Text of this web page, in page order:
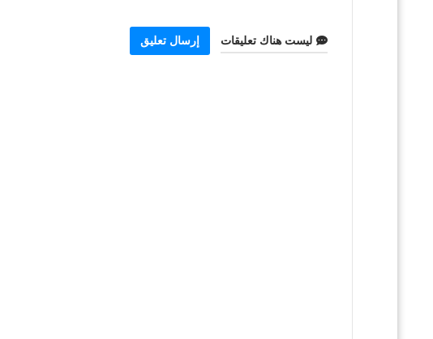
ليست هناك تعليقات إرسال تعليق